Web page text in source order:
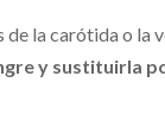
la carótida o la
y sustituirla